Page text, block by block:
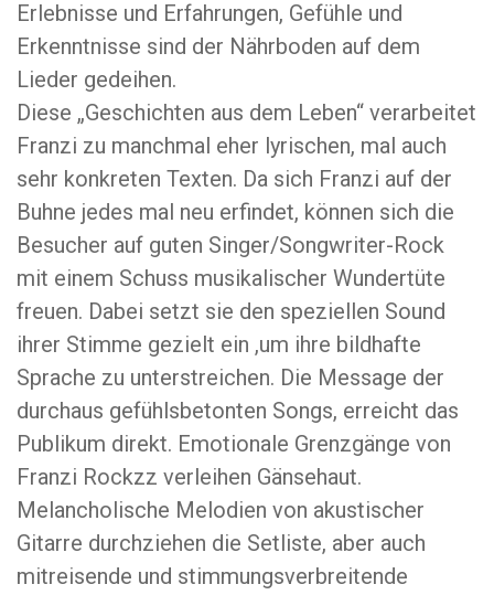
Erlebnisse und Erfahrungen, Gefühle und
Erkenntnisse sind der Nährboden auf dem
Lieder gedeihen.
Diese „Geschichten aus dem Leben“ verarbeitet
Franzi zu manchmal eher lyrischen, mal auch
sehr konkreten Texten. Da sich Franzi auf der
Buhne jedes mal neu erfindet, können sich die
Besucher auf guten Singer/Songwriter-Rock
mit einem Schuss musikalischer Wundertüte
freuen. Dabei setzt sie den speziellen Sound
ihrer Stimme gezielt ein ,um ihre bildhafte
Sprache zu unterstreichen. Die Message der
durchaus gefühlsbetonten Songs, erreicht das
Publikum direkt. Emotionale Grenzgänge von
Franzi Rockzz verleihen Gänsehaut.
Melancholische Melodien von akustischer
Gitarre durchziehen die Setliste, aber auch
mitreisende und stimmungsverbreitende